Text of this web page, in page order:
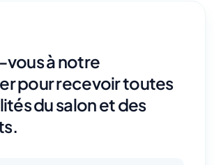
vous à notre
pour recevoir toutes
du salon et des